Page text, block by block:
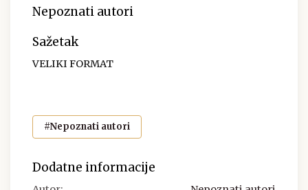
Nepoznati autori
Sažetak
VELIKI FORMAT
#Nepoznati autori
Dodatne informacije